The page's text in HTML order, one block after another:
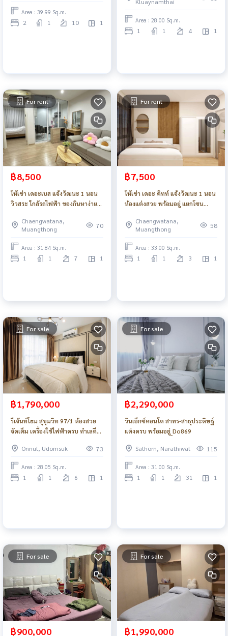
Area : 39.99 Sq.m.
2 1 10 1
in_Do907
Area : 28.00 Sq.m.
1 1 4 1
For rent
฿8,500
ให้เช่า เดอะเบส แจ้งวัฒนะ 1 นอน
วิวสระ ใกล้รถไฟฟ้า ของกินหาง่าย
Chaengwatana,
Muangthong
70
Area : 31.84 Sq.m.
1 1 7 1
For rent
฿7,500
ให้เช่า เดอะ คิทท์ แจ้งวัฒนะ 1 นอน
ห้องแต่งสวย พร้อมอยู่ แยกโซน
แอร์ 2 เครื่อง ใกล้รถไฟฟ้า_Do903
Chaengwatana,
Muangthong
58
Area : 33.00 Sq.m.
1 1 3 1
For sale
฿1,790,000
รีเจ้นท์โฮม สุขุมวิท 97/1 ห้องสวย
จัดเต็ม เครื่องใช้ไฟฟ้าครบ ทำเลดี
Onnut, Udomsuk
73
Area : 28.05 Sq.m.
1 1 6 1
For sale
฿2,290,000
วันเอ็กซ์คอนโด สาทร-สาธุประดิษฐ์
แต่งครบ พร้อมอยู่_Do869
Sathorn, Narathiwat 115
Area : 31.00 Sq.m.
1 1 31 1
For sale
฿900,000
For sale
฿1,990,000